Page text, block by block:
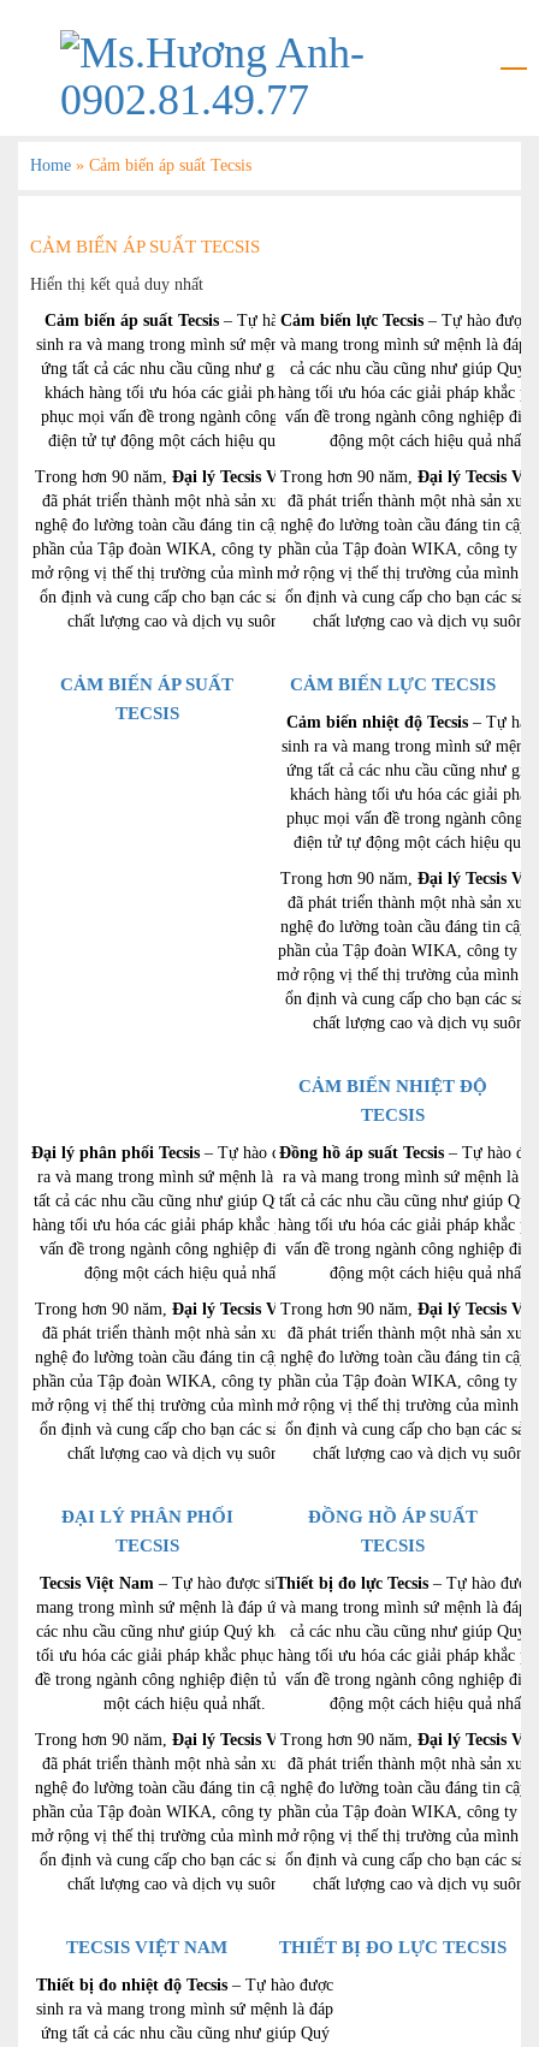
Home » Cảm biến áp suất Tecsis
CẢM BIẾN ÁP SUẤT TECSIS
Hiển thị kết quả duy nhất
Cảm biến áp suất Tecsis – Tự hào được
sinh ra và mang trong mình sứ mệnh là đáp
ứng tất cả các nhu cầu cũng như giúp Quý
khách hàng tối ưu hóa các giải pháp khắc
phục mọi vấn đề trong ngành công nghiệp
điện tử tự động một cách hiệu quả nhất.
Trong hơn 90 năm, Đại lý Tecsis Việt Nam
đã phát triển thành một nhà sản xuất công
nghệ đo lường toàn cầu đáng tin cậy.Là một
phần của Tập đoàn WIKA, công ty đã có thể
mở rộng vị thế thị trường của mình một cách
ổn định và cung cấp cho bạn các sản phẩm
chất lượng cao và dịch vụ suôn sẻ.
CẢM BIẾN ÁP SUẤT
TECSIS
Cảm biến lực Tecsis – Tự hào được
và mang trong mình sứ mệnh là đáp
cả các nhu cầu cũng như giúp Quý
hàng tối ưu hóa các giải pháp khắc
vấn đề trong ngành công nghiệp
động một cách hiệu quả nhất.
Trong hơn 90 năm, Đại lý Tecsis
đã phát triển thành một nhà sản xuất
nghệ đo lường toàn cầu đáng tin
phần của Tập đoàn WIKA, công ty
mở rộng vị thế thị trường của mình
ổn định và cung cấp cho bạn các sản
chất lượng cao và dịch vụ suôn
CẢM BIẾN LỰC TECSIS
Cảm biến nhiệt độ Tecsis – Tự hào
sinh ra và mang trong mình sứ mệnh
ứng tất cả các nhu cầu cũng như
khách hàng tối ưu hóa các giải pháp
phục mọi vấn đề trong ngành công
điện tử tự động một cách hiệu quả
Trong hơn 90 năm, Đại lý Tecsis
đã phát triển thành một nhà sản xuất
nghệ đo lường toàn cầu đáng tin
phần của Tập đoàn WIKA, công ty
mở rộng vị thế thị trường của mình
ổn định và cung cấp cho bạn các sản
chất lượng cao và dịch vụ suôn
CẢM BIẾN NHIỆT ĐỘ
TECSIS
Đại lý phân phối Tecsis – Tự hào được sinh
ra và mang trong mình sứ mệnh là đáp ứng
tất cả các nhu cầu cũng như giúp Quý khách
hàng tối ưu hóa các giải pháp khắc phục mọi
vấn đề trong ngành công nghiệp điện tử tự
động một cách hiệu quả nhất.
Trong hơn 90 năm, Đại lý Tecsis Việt Nam
đã phát triển thành một nhà sản xuất công
nghệ đo lường toàn cầu đáng tin cậy.Là một
phần của Tập đoàn WIKA, công ty đã có thể
mở rộng vị thế thị trường của mình một cách
ổn định và cung cấp cho bạn các sản phẩm
chất lượng cao và dịch vụ suôn sẻ.
ĐẠI LÝ PHÂN PHỐI
TECSIS
Đồng hồ áp suất Tecsis– Tự hào
ra và mang trong mình sứ mệnh là
tất cả các nhu cầu cũng như giúp
hàng tối ưu hóa các giải pháp khắc
vấn đề trong ngành công nghiệp
động một cách hiệu quả nhất.
Trong hơn 90 năm, Đại lý Tecsis
đã phát triển thành một nhà sản xuất
nghệ đo lường toàn cầu đáng tin
phần của Tập đoàn WIKA, công ty
mở rộng vị thế thị trường của mình
ổn định và cung cấp cho bạn các sản
chất lượng cao và dịch vụ suôn
ĐỒNG HỒ ÁP SUẤT
TECSIS
Tecsis Việt Nam– Tự hào được sinh ra và
mang trong mình sứ mệnh là đáp ứng tất cả
các nhu cầu cũng như giúp Quý khách hàng
tối ưu hóa các giải pháp khắc phục mọi vấn
đề trong ngành công nghiệp điện tử tự động
một cách hiệu quả nhất.
Trong hơn 90 năm, Đại lý Tecsis Việt Nam
đã phát triển thành một nhà sản xuất công
nghệ đo lường toàn cầu đáng tin cậy.Là một
phần của Tập đoàn WIKA, công ty đã có thể
mở rộng vị thế thị trường của mình một cách
ổn định và cung cấp cho bạn các sản phẩm
chất lượng cao và dịch vụ suôn sẻ.
TECSIS VIỆT NAM
Thiết bị đo lực Tecsis – Tự hào được
và mang trong mình sứ mệnh là đáp
cả các nhu cầu cũng như giúp Quý
hàng tối ưu hóa các giải pháp khắc
vấn đề trong ngành công nghiệp
động một cách hiệu quả nhất.
Trong hơn 90 năm, Đại lý Tecsis
đã phát triển thành một nhà sản xuất
nghệ đo lường toàn cầu đáng tin
phần của Tập đoàn WIKA, công ty
mở rộng vị thế thị trường của mình
ổn định và cung cấp cho bạn các sản
chất lượng cao và dịch vụ suôn
THIẾT BỊ ĐO LỰC TECSIS
Thiết bị đo nhiệt độ Tecsis – Tự hào được
sinh ra và mang trong mình sứ mệnh là đáp
ứng tất cả các nhu cầu cũng như giúp Quý